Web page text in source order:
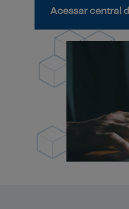
Acessar central